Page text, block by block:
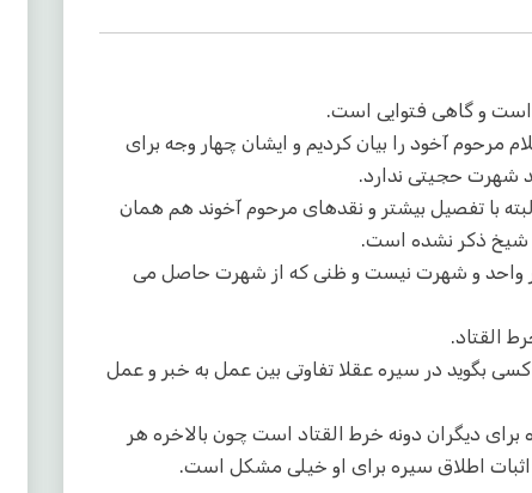
و گاهی فتوایی است.
آخود را بیان کردیم و ایشان چهار وجه برای
شهرت حجیتی ندارد.
با تفصیل بیشتر و نقدهای مرحوم آخوند هم همان
شیخ ذکر نشده است.
واحد و شهرت نیست و ظنی که از شهرت حاصل می
القتاد.
بگوید در سیره عقلا تفاوتی بین عمل به خبر و عمل
برای دیگران دونه خرط القتاد است چون بالاخره هر
اطلاق سیره برای او خیلی مشکل است.